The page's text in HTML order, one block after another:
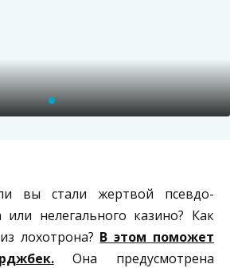
вы стали жертвой псевдо-
или нелегального казино? Как
лохотрона? В этом поможет
Она предусмотрена